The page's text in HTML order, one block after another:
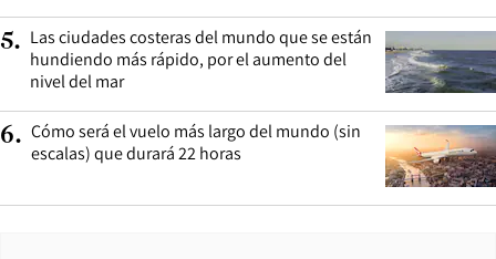
5. Las ciudades costeras del mundo que se están
hundiendo más rápido, por el aumento del
nivel del mar
6. Cómo será el vuelo más largo del mundo (sin
escalas) que durará 22 horas